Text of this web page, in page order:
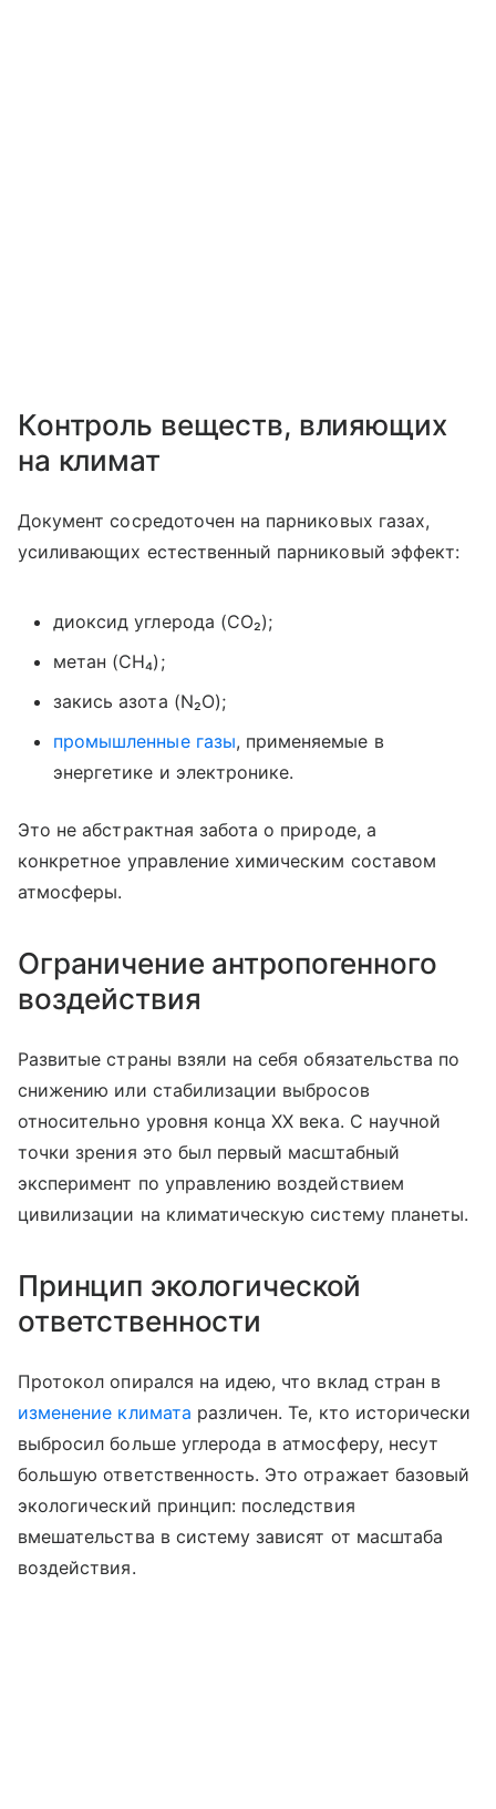
Контроль веществ, влияющих
на климат
Документ сосредоточен на парниковых газах,
усиливающих естественный парниковый эффект:
диоксид углерода (CO₂);
метан (CH₄);
закись азота (N₂O);
промышленные газы, применяемые в
энергетике и электронике.
Это не абстрактная забота о природе, а
конкретное управление химическим составом
атмосферы.
Ограничение антропогенного
воздействия
Развитые страны взяли на себя обязательства по
снижению или стабилизации выбросов
относительно уровня конца XX века. С научной
точки зрения это был первый масштабный
эксперимент по управлению воздействием
цивилизации на климатическую систему планеты.
Принцип экологической
ответственности
Протокол опирался на идею, что вклад стран в
изменение климата различен. Те, кто исторически
выбросил больше углерода в атмосферу, несут
большую ответственность. Это отражает базовый
экологический принцип: последствия
вмешательства в систему зависят от масштаба
воздействия.